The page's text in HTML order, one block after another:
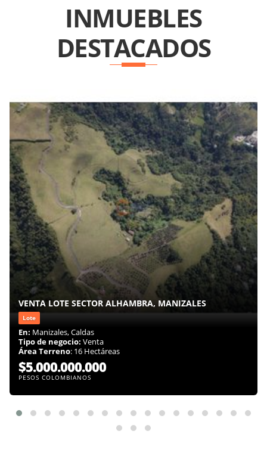
INMUEBLES
DESTACADOS
VENTA LOTE SECTOR ALHAMBRA, MANIZALES
Lote
En: Manizales, Caldas
Tipo de negocio: Venta
Área Terreno: 16 Hectáreas
$5.000.000.000
PESOS COLOMBIANOS